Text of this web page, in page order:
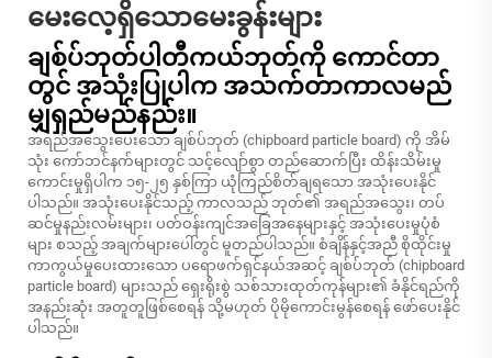
မေးလေ့ရှိသောမေးခွန်းများ
ချစ်ပ်ဘုတ်ပါတီကယ်ဘုတ်ကို ကောင်တာ
တွင် အသုံးပြုပါက အသက်တာကာလမည်
မျှရှည်မည်နည်း။
အရည်အသွေးပေးသော ချစ်ပ်ဘုတ် (chipboard particle board) ကို အိမ်
သုံး ကော်ဘင်နက်များတွင် သင့်လျော်စွာ တည်ဆောက်ပြီး ထိန်းသိမ်းမှု
ကောင်းမှုရှိပါက ၁၅-၂၅ နှစ်ကြာ ယုံကြည်စိတ်ချရသော အသုံးပေးနိုင်
ပါသည်။ အသုံးပေးနိုင်သည့် ကာလသည် ဘုတ်၏ အရည်အသွေး၊ တပ်
ဆင်မှုနည်းလမ်းများ၊ ပတ်ဝန်းကျင်အခြေအနေများနှင့် အသုံးပေးမှုပုံစံ
များ စသည့် အချက်များပေါ်တွင် မူတည်ပါသည်။ စံချိန်နှင့်အညီ စိုထိုင်းမှု
ကာကွယ်မှုပေးထားသော ပရောဖက်ရှင်နယ်အဆင့် ချစ်ပ်ဘုတ် (chipboard
particle board) များသည် ရှေးရိုးစွဲ သစ်သားထုတ်ကုန်များ၏ ခံနိုင်ရည်ကို
အနည်းဆုံး အတူတူဖြစ်စေရန် သို့မဟုတ် ပိုမိုကောင်းမွန်စေရန် ဖော်ပေးနိုင်
ပါသည်။